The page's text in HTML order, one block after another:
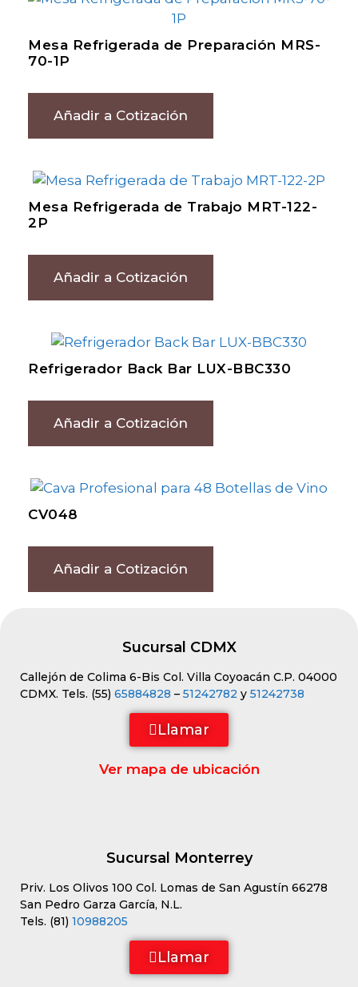
Mesa Refrigerada de Preparación MRS-
70-1P
Añadir a Cotización
Mesa Refrigerada de Trabajo MRT-122-
2P
Añadir a Cotización
Refrigerador Back Bar LUX-BBC330
Añadir a Cotización
CV048
Añadir a Cotización
Sucursal CDMX
Callejón de Colima 6-Bis Col. Villa Coyoacán C.P. 04000
CDMX. Tels. (55) 65884828 – 51242782 y 51242738
Llamar
Ver mapa de ubicación
Sucursal Monterrey
Priv. Los Olivos 100 Col. Lomas de San Agustín 66278
San Pedro Garza García, N.L.
Tels. (81) 10988205
Llamar